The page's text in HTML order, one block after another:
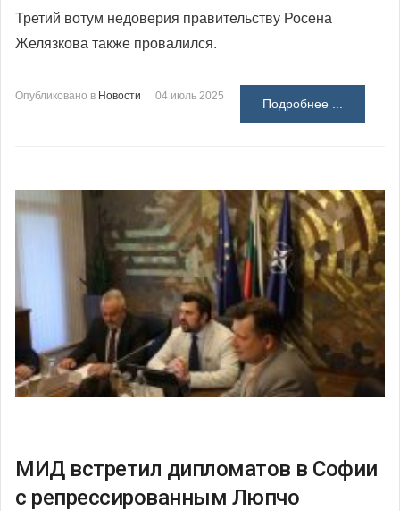
Третий вотум недоверия правительству Росена
Желязкова также провалился.
Опубликовано в Новости 04 июль 2025
Подробнее ...
МИД встретил дипломатов в Софии
с репрессированным Люпчо